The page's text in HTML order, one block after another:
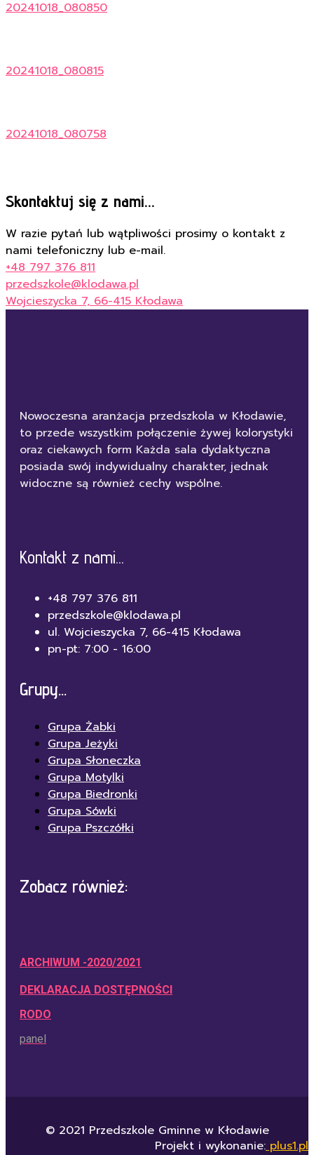
20241018_080850
20241018_080815
20241018_080758
Skontaktuj się z nami...
W razie pytań lub wątpliwości prosimy o kontakt z
nami telefoniczny lub e-mail.
+48 797 376 811
przedszkole@klodawa.pl
Wojcieszycka 7, 66-415 Kłodawa
Nowoczesna aranżacja przedszkola w Kłodawie,
to przede wszystkim połączenie żywej kolorystyki
oraz ciekawych form Każda sala dydaktyczna
posiada swój indywidualny charakter, jednak
widoczne są również cechy wspólne.
Kontakt z nami...
+48 797 376 811
przedszkole@klodawa.pl
ul. Wojcieszycka 7, 66-415 Kłodawa
pn-pt: 7:00 - 16:00
Grupy...
Grupa Żabki
Grupa Jeżyki
Grupa Słoneczka
Grupa Motylki
Grupa Biedronki
Grupa Sówki
Grupa Pszczółki
Zobacz również:
ARCHIWUM -2020/2021
DEKLARACJA DOSTĘPNOŚCI
RODO
panel
© 2021 Przedszkole Gminne w Kłodawie
Projekt i wykonanie: plus1.pl